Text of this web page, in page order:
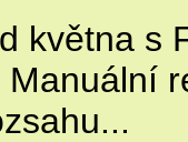
května s
Manuální